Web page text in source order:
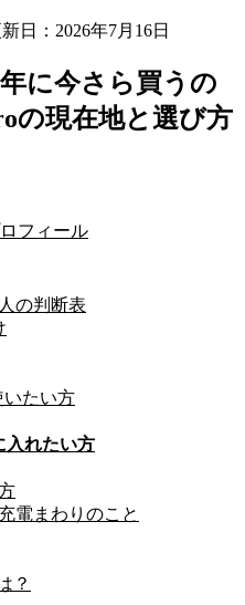
日：2026年7月16日
に今さら買うの
の現在地と選び方
フィール
の判断表
いたい方
入れたい方
電まわりのこと
？